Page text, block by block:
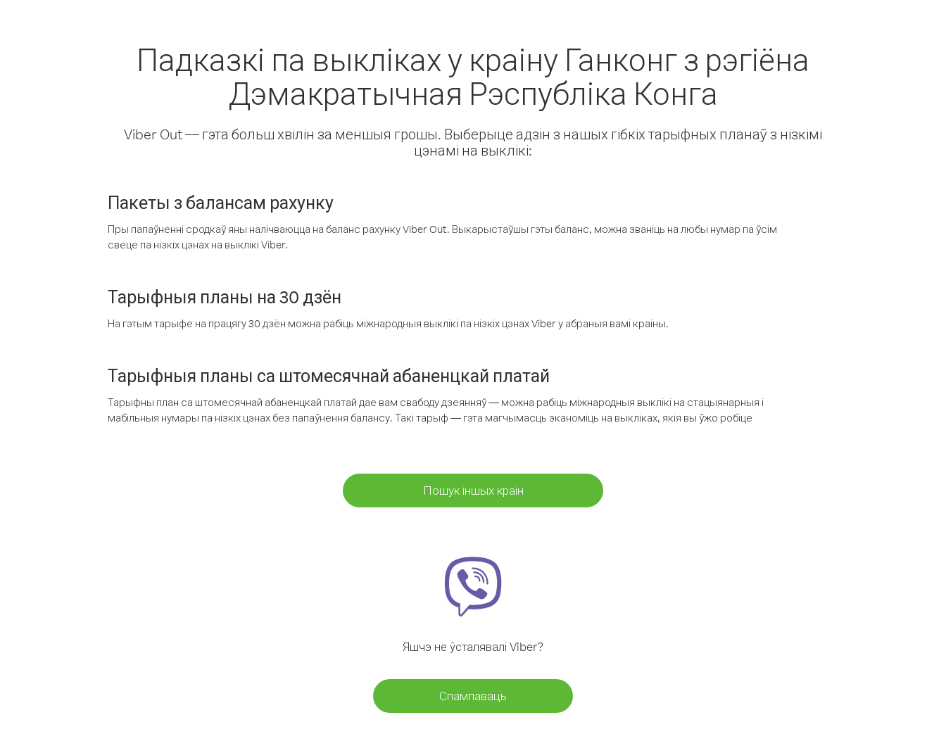
Падказкі па выкліках у краіну Ганконг з рэгіёна
Дэмакратычная Рэспубліка Конга
Viber Out — гэта больш хвілін за меншыя грошы. Выберыце адзін з нашых гібкіх тарыфных планаў з нізкімі
цэнамі на выклікі:
Пакеты з балансам рахунку
Пры папаўненні сродкаў яны налічваюцца на баланс рахунку Viber Out. Выкарыстаўшы гэты баланс, можна званіць на любы нумар па ўсім
свеце па нізкіх цэнах на выклікі Viber.
Тарыфныя планы на 30 дзён
На гэтым тарыфе на працягу 30 дзён можна рабіць міжнародныя выклікі па нізкіх цэнах Viber у абраныя вамі краіны.
Тарыфныя планы са штомесячнай абаненцкай платай
Тарыфны план са штомесячнай абаненцкай платай дае вам свабоду дзеянняў — можна рабіць міжнародныя выклікі на стацыянарныя і
мабільныя нумары па нізкіх цэнах без папаўнення балансу. Такі тарыф — гэта магчымасць эканоміць на выкліках, якія вы ўжо робіце
Пошук іншых краін
Яшчэ не ўсталявалі Viber?
Спампаваць